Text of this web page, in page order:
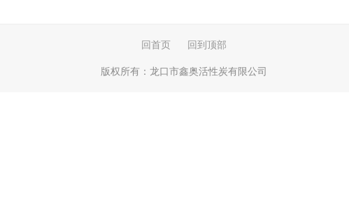
回首页 回到顶部
版权所有： 龙口市鑫奥活性炭有限公司